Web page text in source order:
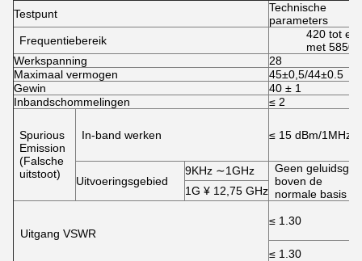
Testpunt
Technische
parameters
Frequentiebereik
420 tot en
met 5850
Werkspanning
28
Maximaal vermogen
45±0,5/44±0.5
Gewin
40 ± 1
Inbandschommelingen
≤ 2
Spurious
Emission
(Falsche
uitstoot)
In-band werken ≤ 15 dBm/1MHz
Uitvoeringsgebied
9KHz ∼1GHz
Geen geluidsgolf
boven de
normale basis
1G ¥ 12,75 GHz
Uitgang VSWR
≤ 1.30
≤ 1.30